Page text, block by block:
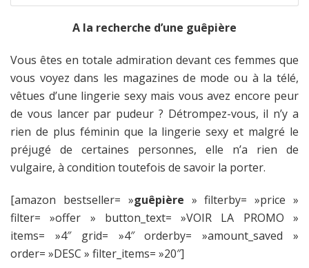
A la recherche d’une guêpière
Vous êtes en totale admiration devant ces femmes que
vous voyez dans les magazines de mode ou à la télé,
vêtues d’une lingerie sexy mais vous avez encore peur
de vous lancer par pudeur ? Détrompez-vous, il n’y a
rien de plus féminin que la lingerie sexy et malgré le
préjugé de certaines personnes, elle n’a rien de
vulgaire, à condition toutefois de savoir la porter.
[amazon bestseller= »guêpière » filterby= »price »
filter= »offer » button_text= »VOIR LA PROMO »
items= »4″ grid= »4″ orderby= »amount_saved »
order= »DESC » filter_items= »20″]